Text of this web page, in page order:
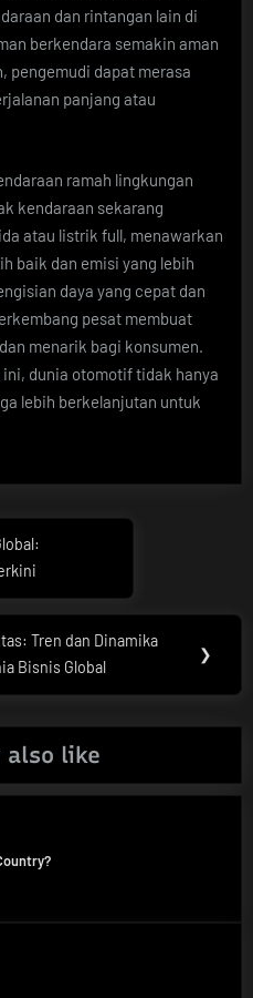
dan rintangan lain di
berkendara semakin aman
pengemudi dapat merasa
panjang atau
ramah lingkungan
kendaraan sekarang
atau listrik full, menawarkan
baik dan emisi yang lebih
daya yang cepat dan
pesat membuat
menarik bagi konsumen.
dunia otomotif tidak hanya
lebih berkelanjutan untuk
Tren dan Dinamika
Bisnis Global
❯
also like